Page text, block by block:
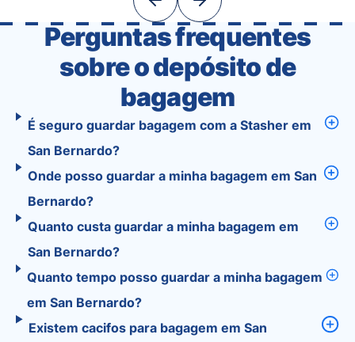
Perguntas frequentes
sobre o depósito de
bagagem
É seguro guardar bagagem com a Stasher em
San Bernardo?
Onde posso guardar a minha bagagem em San
Bernardo?
Quanto custa guardar a minha bagagem em
San Bernardo?
Quanto tempo posso guardar a minha bagagem
em San Bernardo?
Existem cacifos para bagagem em San